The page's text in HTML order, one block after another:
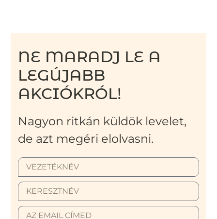
NE MARADJ LE A
LEGÚJABB
AKCIÓKRÓL!
Nagyon ritkán küldök levelet,
de azt megéri elolvasni.